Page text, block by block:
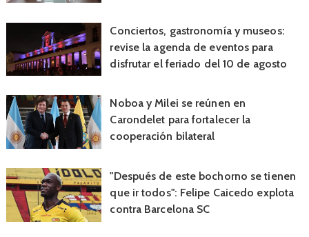
Conciertos, gastronomía y museos:
revise la agenda de eventos para
disfrutar el feriado del 10 de agosto
Noboa y Milei se reúnen en
Carondelet para fortalecer la
cooperación bilateral
"Después de este bochorno se tienen
que ir todos": Felipe Caicedo explota
contra Barcelona SC